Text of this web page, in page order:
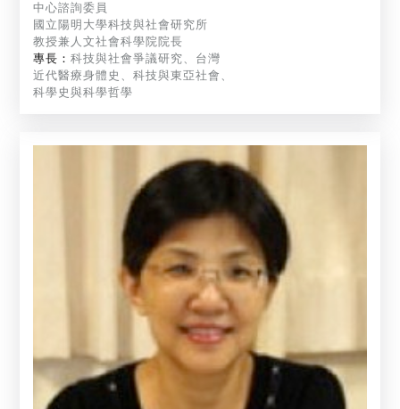
中心諮詢委員
國立陽明大學科技與社會研究所
教授兼人文社會科學院院長
專長：科技與社會爭議研究、台灣
近代醫療身體史、科技與東亞社會、
科學史與科學哲學